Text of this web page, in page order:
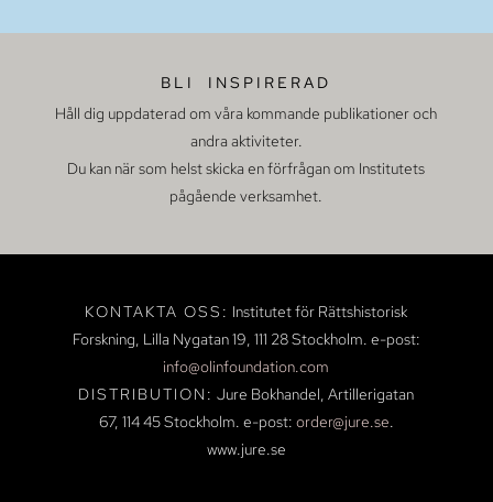
BLI INSPIRERAD
Håll dig uppdaterad om våra kommande publikationer och
andra aktiviteter.
Du kan när som helst skicka en förfrågan om Institutets
pågående verksamhet.
KONTAKTA OSS: Institutet för Rättshistorisk
Forskning, Lilla Nygatan 19, 111 28 Stockholm. e-post:
info@olinfoundation.com
DISTRIBUTION: Jure Bokhandel, Artillerigatan
67, 114 45 Stockholm. e-post: order@jure.se.
www.jure.se